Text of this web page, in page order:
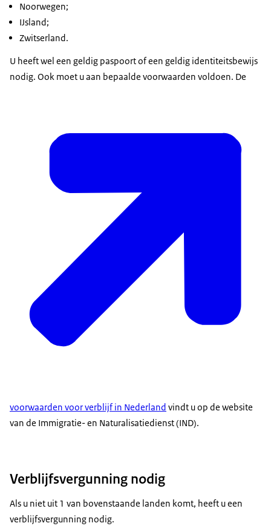
Noorwegen;
IJsland;
Zwitserland.
U heeft wel een geldig paspoort of een geldig identiteitsbewijs
nodig. Ook moet u aan bepaalde voorwaarden voldoen. De
voorwaarden voor verblijf in Nederland vindt u op de website
van de Immigratie- en Naturalisatiedienst (IND).
Verblijfsvergunning nodig
Als u niet uit 1 van bovenstaande landen komt, heeft u een
verblijfsvergunning nodig.